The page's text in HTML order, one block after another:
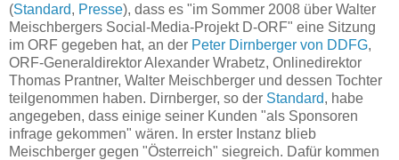
(Standard, Presse), dass es "im Sommer 2008 über Walter
Meischbergers Social-Media-Projekt D-ORF" eine Sitzung
im ORF gegeben hat, an der Peter Dirnberger von DDFG,
ORF-Generaldirektor Alexander Wrabetz, Onlinedirektor
Thomas Prantner, Walter Meischberger und dessen Tochter
teilgenommen haben. Dirnberger, so der Standard, habe
angegeben, dass einige seiner Kunden "als Sponsoren
infrage gekommen" wären. In erster Instanz blieb
Meischberger gegen "Österreich" siegreich. Dafür kommen